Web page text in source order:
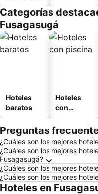
o
Categorías
Fusagasugá
Hoteles
baratos
Hoteles
con
Preguntas
¿Cuáles son los mejores
¿Cuáles son los mejores
Fusagasugá?
¿Cuáles son los mejores
¿Cuáles son los mejores
Hoteles en